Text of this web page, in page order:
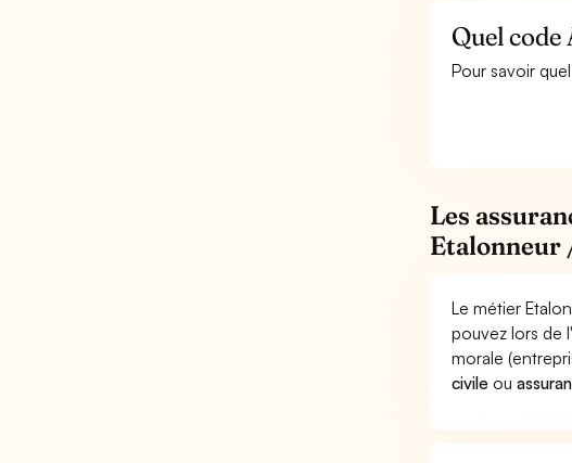
Quel
Pour savoir
Les
Etalonneur
Le métier
pouvez lors de
morale
civile ou